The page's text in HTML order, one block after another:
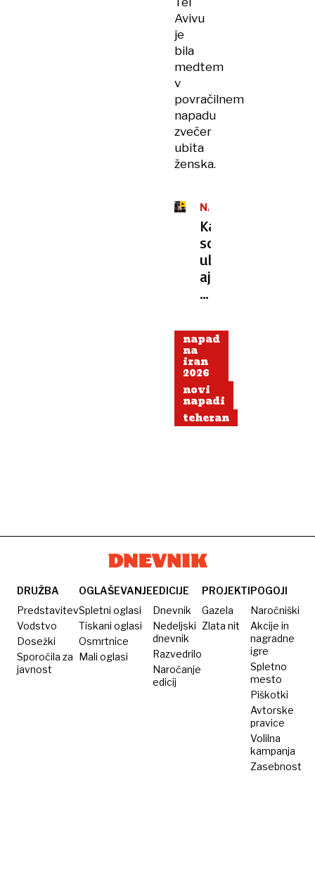
Avivu
je
bila
medtem
v
povračilnem
napadu
zvečer
ubita
ženska.
NAPAD
NA
IRAN
Kako
so
ubili
ajatolo?
»Ni
nobene
možnosti«.
Predsednik:
To
je
vojna
napoved
napad
na
iran
2026
novi
napadi
teheran
DRUŽBA
Predstavitev
Vodstvo
Dosežki
Sporočila za
javnost
OGLAŠEVANJE
Spletni oglasi
Tiskani oglasi
Osmrtnice
Mali oglasi
EDICIJE
Dnevnik
Nedeljski
dnevnik
Razvedrilo
Naročanje
edicij
PROJEKTI
Gazela
Zlata nit
POGOJI
Naročniški
Akcije in
nagradne
igre
Spletno
mesto
Piškotki
Avtorske
pravice
Volilna
kampanja
Zasebnost